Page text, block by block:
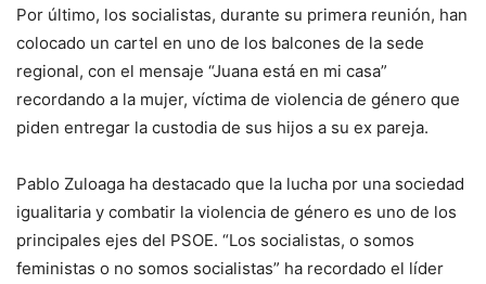
Por último, los socialistas, durante su primera reunión, han
colocado un cartel en uno de los balcones de la sede
regional, con el mensaje “Juana está en mi casa”
recordando a la mujer, víctima de violencia de género que
piden entregar la custodia de sus hijos a su ex pareja.
Pablo Zuloaga ha destacado que la lucha por una sociedad
igualitaria y combatir la violencia de género es uno de los
principales ejes del PSOE. “Los socialistas, o somos
feministas o no somos socialistas” ha recordado el líder